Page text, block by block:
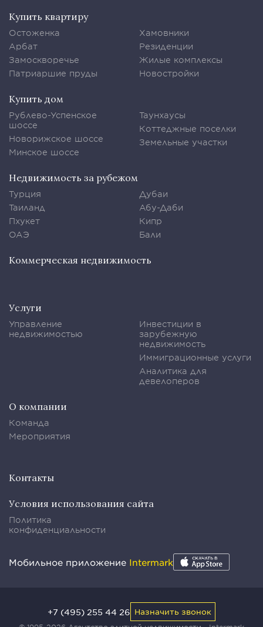
Купить квартиру
Остоженка
Арбат
Замоскворечье
Патриаршие пруды
Хамовники
Резиденции
Жилые комплексы
Новостройки
Купить дом
Рублево-Успенское
шоссе
Новорижское шоссе
Минское шоссе
Таунхаусы
Коттеджные поселки
Земельные участки
Недвижимость за рубежом
Турция
Таиланд
Пхукет
ОАЭ
Дубаи
Абу-Даби
Кипр
Бали
Коммерческая недвижимость
Услуги
Управление
недвижимостью
Инвестиции в
зарубежную
недвижимость
Иммиграционные услуги
Аналитика для
девелоперов
О компании
Команда
Мероприятия
Контакты
Условия использования сайта
Политика
конфиденциальности
Мобильное приложение Intermark
+7 (495) 255 44 26 Назначить звонок